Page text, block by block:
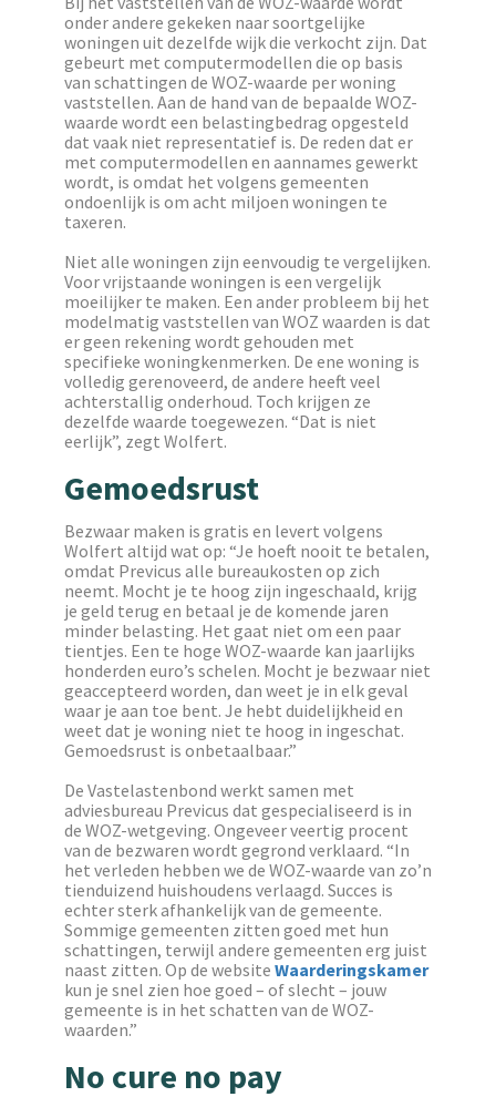
onder andere gekeken naar soortgelijke
woningen uit dezelfde wijk die verkocht zijn. Dat
gebeurt met computermodellen die op basis
van schattingen de WOZ-waarde per woning
vaststellen. Aan de hand van de bepaalde WOZ-
waarde wordt een belastingbedrag opgesteld
dat vaak niet representatief is. De reden dat er
met computermodellen en aannames gewerkt
wordt, is omdat het volgens gemeenten
ondoenlijk is om acht miljoen woningen te
taxeren.
Niet alle woningen zijn eenvoudig te vergelijken.
Voor vrijstaande woningen is een vergelijk
moeilijker te maken. Een ander probleem bij het
modelmatig vaststellen van WOZ waarden is dat
er geen rekening wordt gehouden met
specifieke woningkenmerken. De ene woning is
volledig gerenoveerd, de andere heeft veel
achterstallig onderhoud. Toch krijgen ze
dezelfde waarde toegewezen. “Dat is niet
eerlijk”, zegt Wolfert.
Gemoedsrust
Bezwaar maken is gratis en levert volgens
Wolfert altijd wat op: “Je hoeft nooit te betalen,
omdat Previcus alle bureaukosten op zich
neemt. Mocht je te hoog zijn ingeschaald, krijg
je geld terug en betaal je de komende jaren
minder belasting. Het gaat niet om een paar
tientjes. Een te hoge WOZ-waarde kan jaarlijks
honderden euro’s schelen. Mocht je bezwaar niet
geaccepteerd worden, dan weet je in elk geval
waar je aan toe bent. Je hebt duidelijkheid en
weet dat je woning niet te hoog in ingeschat.
Gemoedsrust is onbetaalbaar.”
De Vastelastenbond werkt samen met
adviesbureau Previcus dat gespecialiseerd is in
de WOZ-wetgeving. Ongeveer veertig procent
van de bezwaren wordt gegrond verklaard. “In
het verleden hebben we de WOZ-waarde van zo’n
tienduizend huishoudens verlaagd. Succes is
echter sterk afhankelijk van de gemeente.
Sommige gemeenten zitten goed met hun
schattingen, terwijl andere gemeenten erg juist
naast zitten. Op de website Waarderingskamer
kun je snel zien hoe goed – of slecht – jouw
gemeente is in het schatten van de WOZ-
waarden.”
No cure no pay